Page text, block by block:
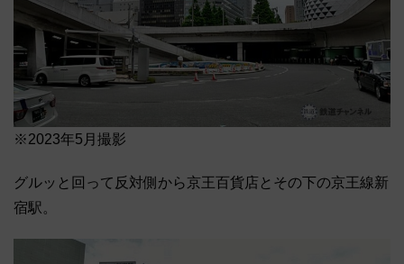
※2023年5月撮影
グルッと回って反対側から京王百貨店とその下の京王線新
宿駅。